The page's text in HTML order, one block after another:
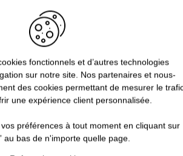
fonctionnels et d’autres technologies
sur notre site. Nos partenaires et nous-
des cookies permettant de mesurer le
une expérience client personnalisée.
préférences à tout moment en cliquant sur
au bas de n'importe quelle page.